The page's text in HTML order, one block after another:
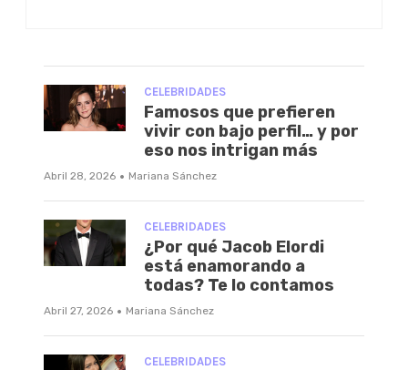
CELEBRIDADES
Famosos que prefieren
vivir con bajo perfil… y por
eso nos intrigan más
Abril 28, 2026 · Mariana Sánchez
CELEBRIDADES
¿Por qué Jacob Elordi
está enamorando a
todas? Te lo contamos
Abril 27, 2026 · Mariana Sánchez
CELEBRIDADES